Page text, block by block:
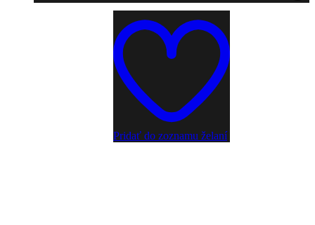
Pridať do zoznamu želaní